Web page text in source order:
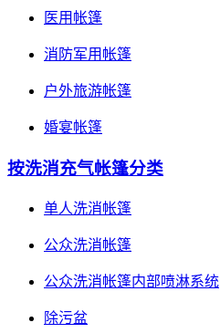
医用帐篷
消防军用帐篷
户外旅游帐篷
婚宴帐篷
按洗消充气帐篷分类
单人洗消帐篷
公众洗消帐篷
公众洗消帐篷内部喷淋系统
除污盆